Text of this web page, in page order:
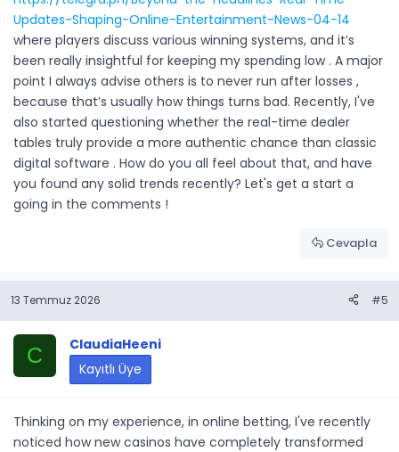
Updates-Shaping-Online-Entertainment-News-04-14
where players discuss various winning systems, and it’s
been really insightful for keeping my spending low . A major
point I always advise others is to never run after losses ,
because that’s usually how things turns bad. Recently, I've
also started questioning whether the real-time dealer
tables truly provide a more authentic chance than classic
digital software . How do you all feel about that, and have
you found any solid trends recently? Let's get a start a
going in the comments !
Cevapla
13 Temmuz 2026 #5
C
ClaudiaHeeni
Kayıtlı Üye
Thinking on my experience, in online betting, I've recently
noticed how new casinos have completely transformed